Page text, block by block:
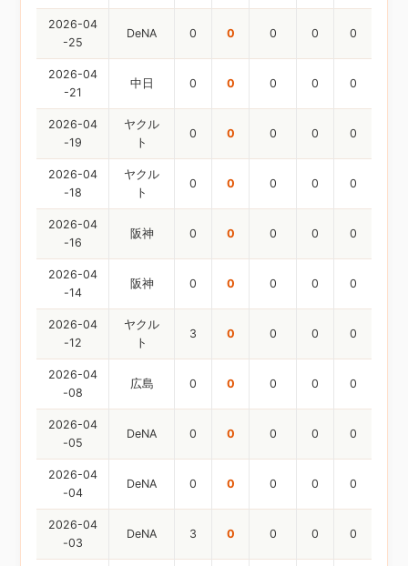
2026-04
-25
DeNA 0 0 0 0 0
2026-04
-21
中日 0 0 0 0 0
2026-04
-19
ヤクル
ト
0 0 0 0 0
2026-04
-18
ヤクル
ト
0 0 0 0 0
2026-04
-16
阪神 0 0 0 0 0
2026-04
-14
阪神 0 0 0 0 0
2026-04
-12
ヤクル
ト
3 0 0 0 0
2026-04
-08
広島 0 0 0 0 0
2026-04
-05
DeNA 0 0 0 0 0
2026-04
-04
DeNA 0 0 0 0 0
2026-04
-03
DeNA 3 0 0 0 0